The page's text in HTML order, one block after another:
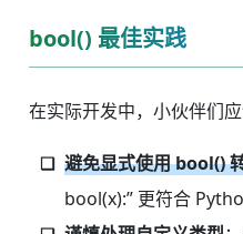
bool() 最佳实践
在实际开发中，小伙伴们
避免显式使用 bool()
bool(x):” 更符合